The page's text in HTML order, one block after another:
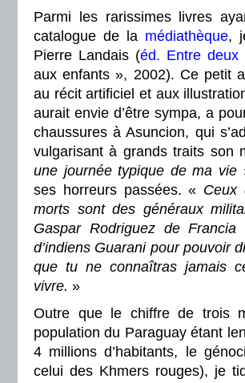
Parmi les rarissimes livres
catalogue de la médiathèque,
Pierre Landais (éd. Entre deux
aux enfants », 2002). Ce petit
au récit artificiel et aux
aurait envie d’être sympa, a
chaussures à Asuncion, qui
vulgarisant à grands traits
une journée typique de ma vie
ses horreurs passées. « Ceux
morts sont des généraux
Gaspar Rodriguez de
d’indiens Guarani pour pouvoir
que tu ne connaîtras jamais
vivre. »
Outre que le chiffre de trois
population du Paraguay étant
4 millions d’habitants, le
celui des Khmers rouges), je